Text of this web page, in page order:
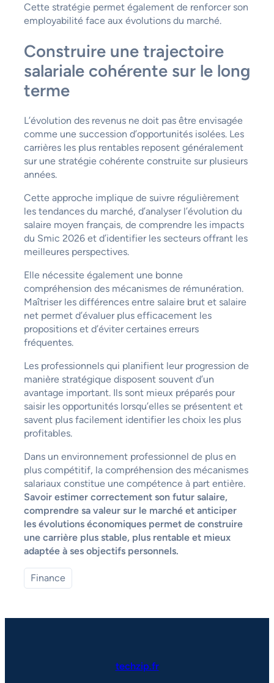
Cette stratégie permet également de renforcer son
employabilité face aux évolutions du marché.
Construire une trajectoire
salariale cohérente sur le long
terme
L’évolution des revenus ne doit pas être envisagée
comme une succession d’opportunités isolées. Les
carrières les plus rentables reposent généralement
sur une stratégie cohérente construite sur plusieurs
années.
Cette approche implique de suivre régulièrement
les tendances du marché, d’analyser l’évolution du
salaire moyen français, de comprendre les impacts
du Smic 2026 et d’identifier les secteurs offrant les
meilleures perspectives.
Elle nécessite également une bonne
compréhension des mécanismes de rémunération.
Maîtriser les différences entre salaire brut et salaire
net permet d’évaluer plus efficacement les
propositions et d’éviter certaines erreurs
fréquentes.
Les professionnels qui planifient leur progression de
manière stratégique disposent souvent d’un
avantage important. Ils sont mieux préparés pour
saisir les opportunités lorsqu’elles se présentent et
savent plus facilement identifier les choix les plus
profitables.
Dans un environnement professionnel de plus en
plus compétitif, la compréhension des mécanismes
salariaux constitue une compétence à part entière.
Savoir estimer correctement son futur salaire,
comprendre sa valeur sur le marché et anticiper
les évolutions économiques permet de construire
une carrière plus stable, plus rentable et mieux
adaptée à ses objectifs personnels.
Finance
techzip.fr